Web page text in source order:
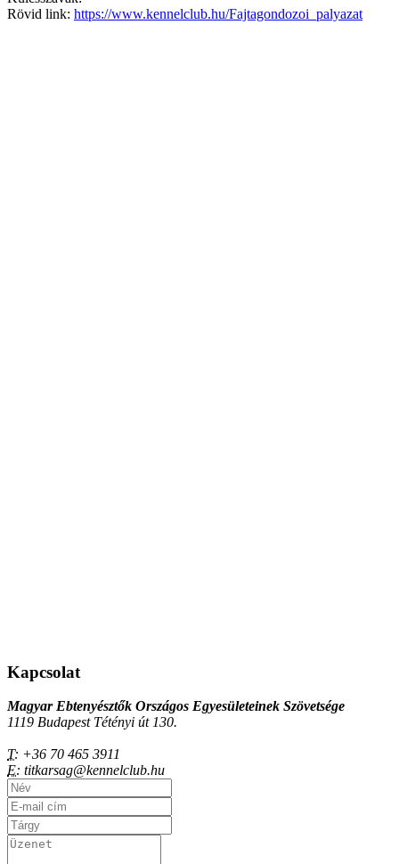
Rövid link: https://www.kennelclub.hu/Fajtagondozoi_palyazat
Kapcsolat
Magyar Ebtenyésztők Országos Egyesületeinek Szövetsége
1119 Budapest Tétényi út 130.
T: +36 70 465 3911
E: titkarsag@kennelclub.hu